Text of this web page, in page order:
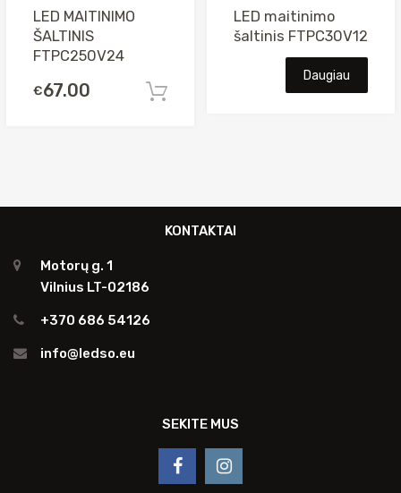
LED MAITINIMO
ŠALTINIS
FTPC250V24
€67.00
LED maitinimo
šaltinis FTPC30V12
Daugiau
KONTAKTAI
Motorų g. 1
Vilnius LT-02186
+370 686 54126
info@ledso.eu
SEKITE MUS